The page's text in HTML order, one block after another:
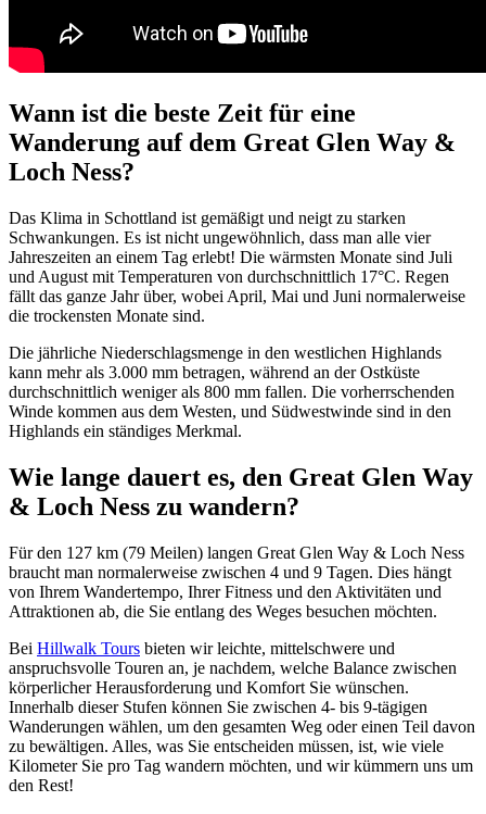
Wann ist die beste Zeit für eine
Wanderung auf dem Great Glen Way &
Loch Ness?
Das Klima in Schottland ist gemäßigt und neigt zu starken
Schwankungen. Es ist nicht ungewöhnlich, dass man alle vier
Jahreszeiten an einem Tag erlebt! Die wärmsten Monate sind Juli
und August mit Temperaturen von durchschnittlich 17°C. Regen
fällt das ganze Jahr über, wobei April, Mai und Juni normalerweise
die trockensten Monate sind.
Die jährliche Niederschlagsmenge in den westlichen Highlands
kann mehr als 3.000 mm betragen, während an der Ostküste
durchschnittlich weniger als 800 mm fallen. Die vorherrschenden
Winde kommen aus dem Westen, und Südwestwinde sind in den
Highlands ein ständiges Merkmal.
Wie lange dauert es, den Great Glen Way
& Loch Ness zu wandern?
Für den 127 km (79 Meilen) langen Great Glen Way & Loch Ness
braucht man normalerweise zwischen 4 und 9 Tagen. Dies hängt
von Ihrem Wandertempo, Ihrer Fitness und den Aktivitäten und
Attraktionen ab, die Sie entlang des Weges besuchen möchten.
Bei Hillwalk Tours bieten wir leichte, mittelschwere und
anspruchsvolle Touren an, je nachdem, welche Balance zwischen
körperlicher Herausforderung und Komfort Sie wünschen.
Innerhalb dieser Stufen können Sie zwischen 4- bis 9-tägigen
Wanderungen wählen, um den gesamten Weg oder einen Teil davon
zu bewältigen. Alles, was Sie entscheiden müssen, ist, wie viele
Kilometer Sie pro Tag wandern möchten, und wir kümmern uns um
den Rest!